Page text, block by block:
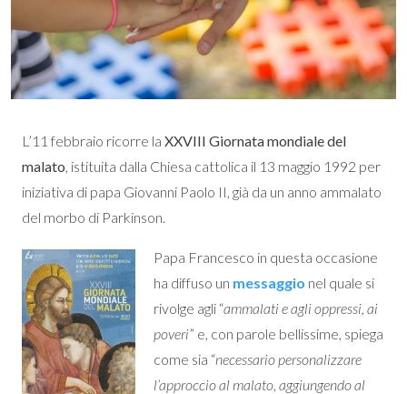
L’11 febbraio ricorre la XXVIII Giornata mondiale del
malato , istituita dalla Chiesa cattolica il 13 maggio 1992 per
iniziativa di papa Giovanni Paolo II, già da un anno ammalato
del morbo di Parkinson.
Papa Francesco in questa occasione
ha diffuso un messaggio nel quale si
rivolge agli “ammalati e agli oppressi, ai
poveri” e, con parole bellissime, spiega
come sia “necessario personalizzare
l’approccio al malato, aggiungendo al